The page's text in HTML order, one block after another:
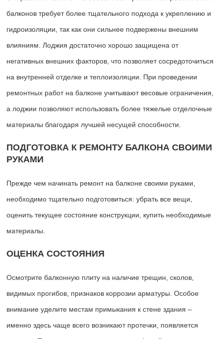
балконов требует более тщательного подхода к укреплению и
гидроизоляции, так как они сильнее подвержены внешним
влияниям. Лоджия достаточно хорошо защищена от
негативных внешних факторов, что позволяет сосредоточиться
на внутренней отделке и теплоизоляции. При проведении
ремонтных работ на балконе учитывают весовые ограничения,
а лоджии позволяют использовать более тяжелые отделочные
материалы благодаря лучшей несущей способности.
ПОДГОТОВКА К РЕМОНТУ БАЛКОНА СВОИМИ
РУКАМИ
Прежде чем начинать ремонт на балконе своими руками,
необходимо тщательно подготовиться: убрать все вещи,
оценить текущее состояние конструкции, купить необходимые
материалы.
ОЦЕНКА СОСТОЯНИЯ
Осмотрите балконную плиту на наличие трещин, сколов,
видимых прогибов, признаков коррозии арматуры. Особое
внимание уделите местам примыкания к стене здания –
именно здесь чаще всего возникают протечки, появляется